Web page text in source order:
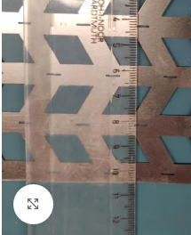
Click to enlarge